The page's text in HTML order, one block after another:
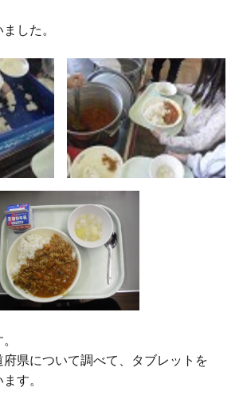
した。
県について調べて、タブレットを
す。